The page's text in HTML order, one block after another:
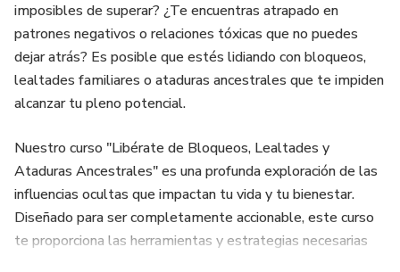
imposibles de superar? ¿Te encuentras atrapado en
patrones negativos o relaciones tóxicas que no puedes
dejar atrás? Es posible que estés lidiando con bloqueos,
lealtades familiares o ataduras ancestrales que te impiden
alcanzar tu pleno potencial.
Nuestro curso "Libérate de Bloqueos, Lealtades y
Ataduras Ancestrales" es una profunda exploración de las
influencias ocultas que impactan tu vida y tu bienestar.
Diseñado para ser completamente accionable, este curso
te proporciona las herramientas y estrategias necesarias